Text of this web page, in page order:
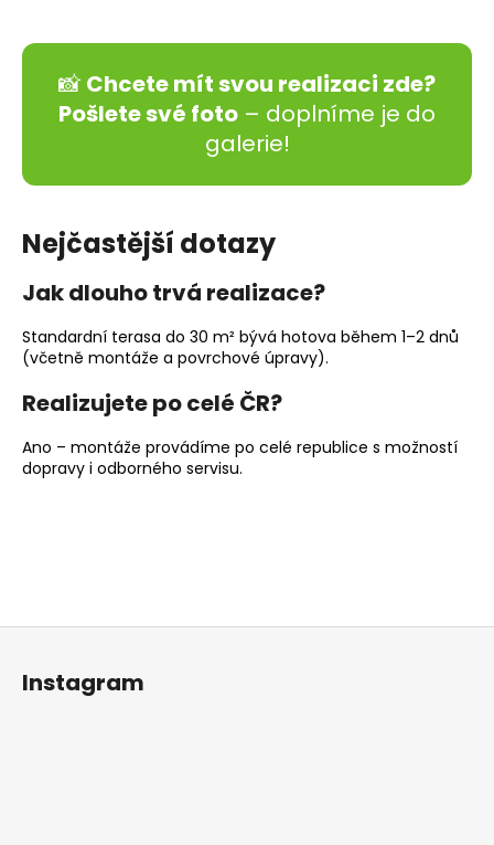
📸 Chcete mít svou realizaci zde?
Pošlete své foto – doplníme je do
galerie!
Nejčastější dotazy
Jak dlouho trvá realizace?
Standardní terasa do 30 m² bývá hotova během 1–2 dnů
(včetně montáže a povrchové úpravy).
Realizujete po celé ČR?
Ano – montáže provádíme po celé republice s možností
dopravy i odborného servisu.
Z
Instagram